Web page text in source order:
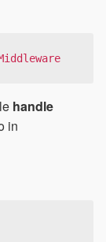
handle
in